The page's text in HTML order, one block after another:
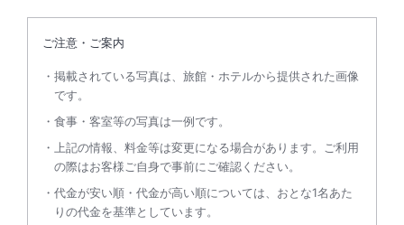
ご注意・ご案内
掲載されている写真は、旅館・ホテルから提供された画像
です。
食事・客室等の写真は一例です。
上記の情報、料金等は変更になる場合があります。ご利用
の際はお客様ご自身で事前にご確認ください。
代金が安い順・代金が高い順については、おとな1名あた
りの代金を基準としています。